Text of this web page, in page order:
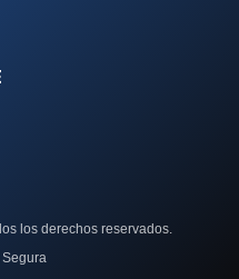
los derechos reservados.